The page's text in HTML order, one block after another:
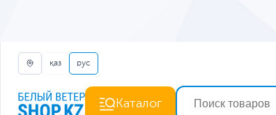
қаз рус
Каталог